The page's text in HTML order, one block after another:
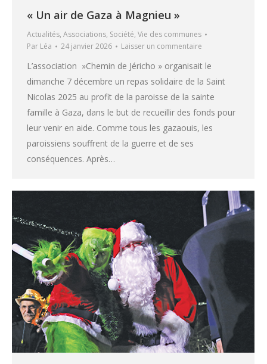
« Un air de Gaza à Magnieu »
Actualités, Associations, Société, Vie des communes
Par Léa 24 janvier 2026 Laisser un commentaire
L’association »Chemin de Jéricho » organisait le
dimanche 7 décembre un repas solidaire de la Saint
Nicolas 2025 au profit de la paroisse de la sainte
famille à Gaza, dans le but de recueillir des fonds pour
leur venir en aide. Comme tous les gazaouis, les
paroissiens souffrent de la guerre et de ses
conséquences. Après…